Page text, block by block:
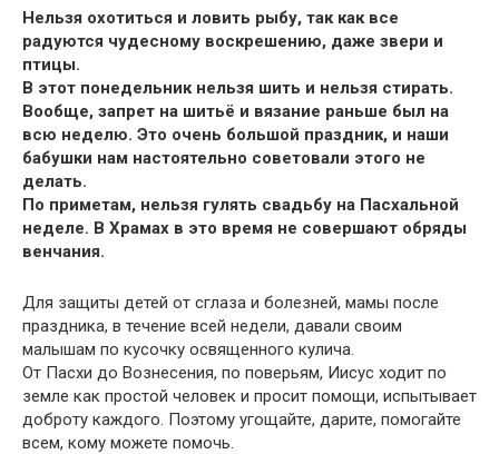
Нельзя охотиться и ловить рыбу, так как все
радуются чудесному воскрешению, даже звери и
птицы.
В этот понедельник нельзя шить и нельзя стирать.
Вообще, запрет на шитьё и вязание раньше был на
всю неделю. Это очень большой праздник, и наши
бабушки нам настоятельно советовали этого не
делать.
По приметам, нельзя гулять свадьбу на Пасхальной
неделе. В Храмах в это время не совершают обряды
венчания.
Для защиты детей от сглаза и болезней, мамы после
праздника, в течение всей недели, давали своим
малышам по кусочку освященного кулича.
От Пасхи до Вознесения, по поверьям, Иисус ходит по
земле как простой человек и просит помощи, испытывает
доброту каждого. Поэтому угощайте, дарите, помогайте
всем, кому можете помочь.